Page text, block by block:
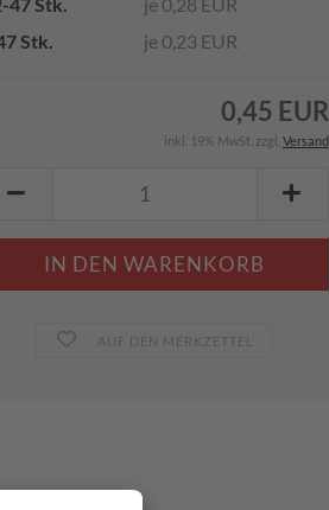
Stk.
je 0,23 EUR
0,45 EUR
inkl. 19% MwSt. zzgl. Versand
AUF DEN MERKZETTEL